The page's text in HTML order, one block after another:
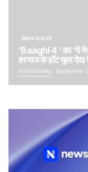
MAIN SLIDER
‘Baaghi 4 ‘ का ‘ये
हरनाज के हॉट मूव्स देख
Amit Pandey September